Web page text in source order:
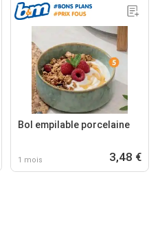
Bol empilable porcelaine
1 mois 3,48 €